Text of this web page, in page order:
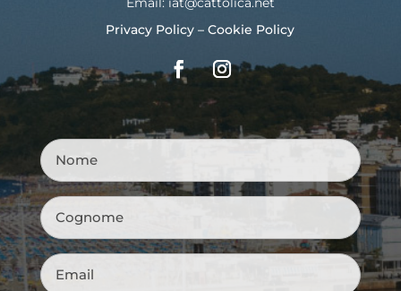
Privacy Policy –Cookie Policy
Nome
Cognome
Email